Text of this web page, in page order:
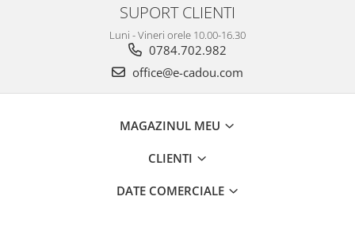
SUPORT CLIENTI
Luni - Vineri orele 10.00-16.30
0784.702.982
office@e-cadou.com
MAGAZINUL MEU
CLIENTI
DATE COMERCIALE